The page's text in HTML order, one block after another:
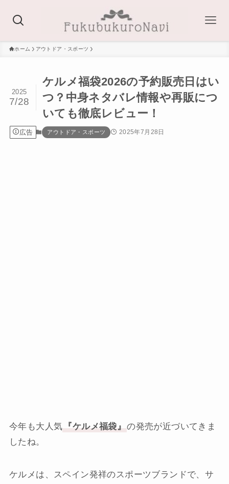
ホーム アウトドア・スポーツ
ケルメ福袋2026の予約販売日はい
つ？中身ネタバレ情報や再販につ
いても徹底レビュー！
2025
7/28
広告 アウトドア・スポーツ 2025年7月28日
今年も大人気 『ケルメ福袋』 の発売が近づいてきま
したね。
ケルメは、スペイン発祥のスポーツブランドで、サ